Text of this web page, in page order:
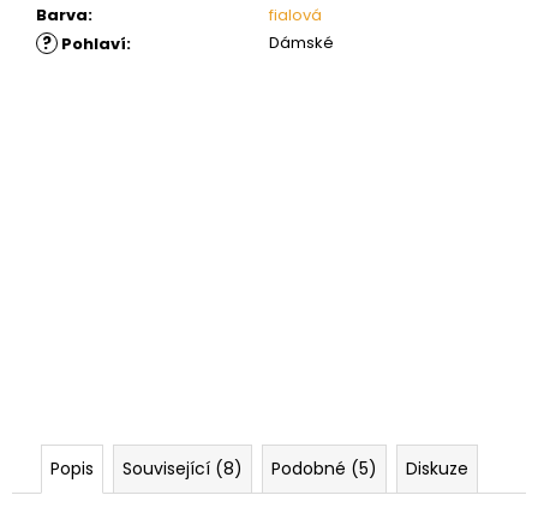
Barva: fialová
? Pohlaví: Dámské
Popis Související (8) Podobné (5) Diskuze